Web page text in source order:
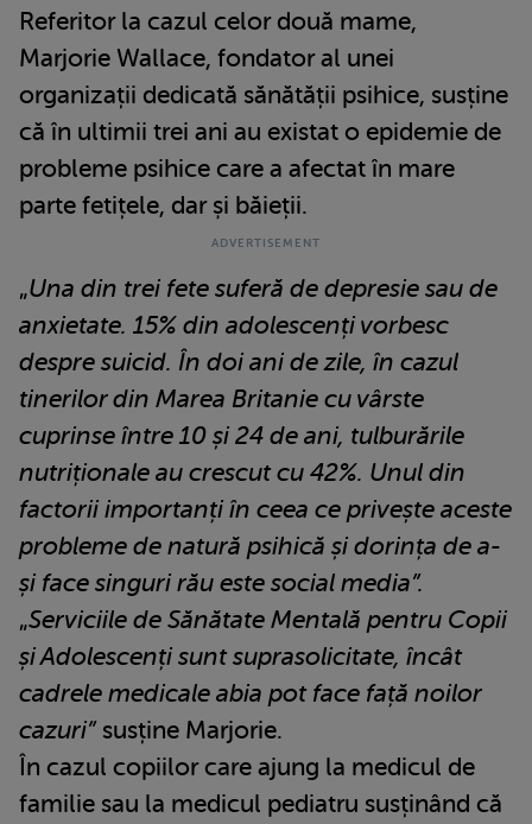
Referitor la cazul celor două mame,
Marjorie Wallace, fondator al unei
organizații dedicată sănătății psihice, susține
că în ultimii trei ani au existat o epidemie de
probleme psihice care a afectat în mare
parte fetițele, dar și băieții.
„Una din trei fete suferă de depresie sau de
anxietate. 15% din adolescenți vorbesc
despre suicid. În doi ani de zile, în cazul
tinerilor din Marea Britanie cu vârste
cuprinse între 10 și 24 de ani, tulburările
nutriționale au crescut cu 42%. Unul din
factorii importanți în ceea ce privește aceste
probleme de natură psihică și dorința de a-
și face singuri rău este social media”.
„Serviciile de Sănătate Mentală pentru Copii
și Adolescenți sunt suprasolicitate, încât
cadrele medicale abia pot face față noilor
cazuri”susține Marjorie.
În cazul copiilor care ajung la medicul de
familie sau la medicul pediatru susținând că